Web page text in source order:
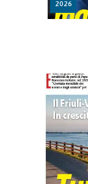
2026